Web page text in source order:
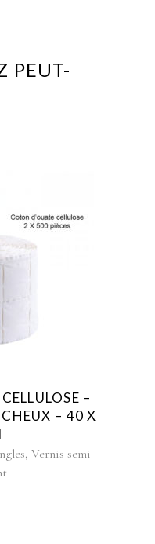
PEUT-
–
– 40 X
, Vernis semi